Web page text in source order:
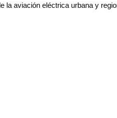
de la aviación